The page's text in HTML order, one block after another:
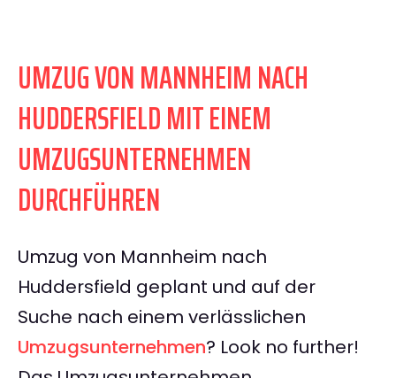
UMZUG VON MANNHEIM NACH
HUDDERSFIELD MIT EINEM
UMZUGSUNTERNEHMEN
DURCHFÜHREN
Umzug von Mannheim nach
Huddersfield geplant und auf der
Suche nach einem verlässlichen
Umzugsunternehmen? Look no further!